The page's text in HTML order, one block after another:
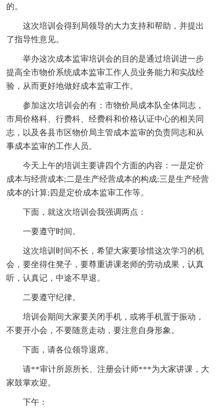
的。
这次培训会得到局领导的大力支持和帮助，并提出
了指导性意见。
举办这次成本监审培训会的目的是通过培训进一步
提高全市物价系统成本监审工作人员业务能力和实战经
验，从而更好地做好成本监审工作。
参加这次培训会的有：市物价局成本队全体同志，
市局价格科、行费科、经费科和价格认证中心的相关同
志，以及各县市区物价局主管成本监审的负责同志和从
事成本监审的工作人员。
今天上午的培训主要讲四个方面的内容：一是定价
成本与经营成本;二是生产经营成本的构成;三是生产经营
成本的计算;四是定价成本监审工作等。
下面，就这次培训会我强调两点：
一要遵守时间。
这次培训时间不长，希望大家要珍惜这次学习的机
会，要坐得住凳子，要尊重讲课老师的劳动成果，认真
听，认真记，中途不早退。
二要遵守纪律。
培训会期间大家要关闭手机，或将手机置于振动，
不要开小会，不要随意走动，要注意自身形象。
下面，请各位领导退席。
请**审计所原所长、注册会计师***为大家讲课，大
家鼓掌欢迎。
下午：